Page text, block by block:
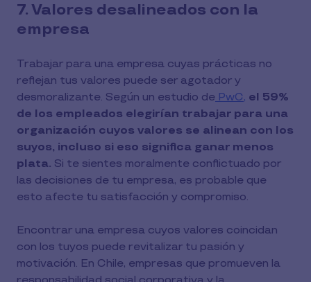
7. Valores desalineados con la
empresa
Trabajar para una empresa cuyas prácticas no
reflejan tus valores puede ser agotador y
desmoralizante. Según un estudio de PwC, el 59%
de los empleados elegirían trabajar para una
organización cuyos valores se alinean con los
suyos, incluso si eso significa ganar menos
plata. Si te sientes moralmente conflictuado por
las decisiones de tu empresa, es probable que
esto afecte tu satisfacción y compromiso.
Encontrar una empresa cuyos valores coincidan
con los tuyos puede revitalizar tu pasión y
motivación. En Chile, empresas que promueven la